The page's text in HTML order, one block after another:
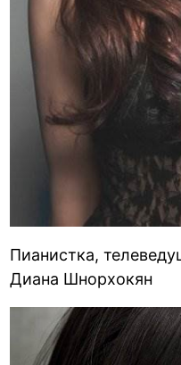
Пианистка,
Диана Шнорхокян